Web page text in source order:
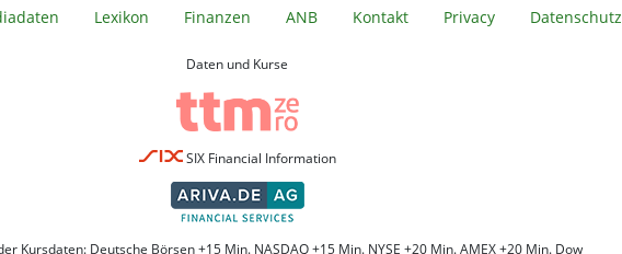
Lexikon Finanzen ANB Kontakt Privacy Datenschutz
Daten und Kurse
SIX Financial Information
Kursdaten: Deutsche Börsen +15 Min. NASDAQ +15 Min. NYSE +20 Min. AMEX +20 Min. Dow